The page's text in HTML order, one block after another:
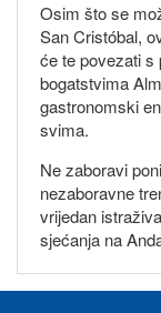
Osim što se
San Cristóbal,
će te povezati s
bogatstvima
gastronomski
svima.
Ne zaboravi
nezaboravne
vrijedan
sjećanja na